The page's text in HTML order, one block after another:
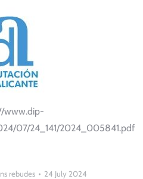
www.dip-
07/24_141/2024_005841.pdf
rebudes 24 July 2024